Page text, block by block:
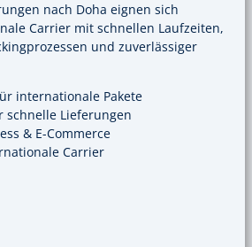
nach Doha eignen sich
Carrier mit schnellen Laufzeiten,
und zuverlässiger
internationale Pakete
schnelle Lieferungen
& E-Commerce
Carrier